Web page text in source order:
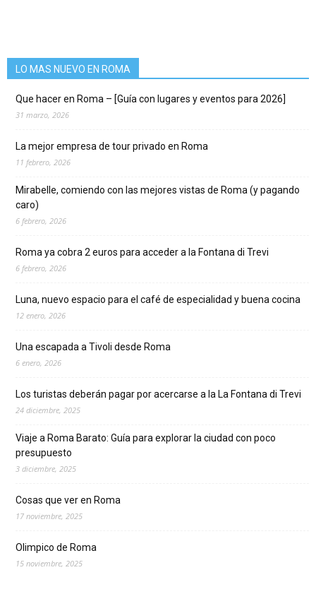
LO MAS NUEVO EN ROMA
Que hacer en Roma – [Guía con lugares y eventos para 2026]
31 marzo, 2026
La mejor empresa de tour privado en Roma
11 febrero, 2026
Mirabelle, comiendo con las mejores vistas de Roma (y pagando
caro)
6 febrero, 2026
Roma ya cobra 2 euros para acceder a la Fontana di Trevi
6 febrero, 2026
Luna, nuevo espacio para el café de especialidad y buena cocina
12 enero, 2026
Una escapada a Tivoli desde Roma
6 enero, 2026
Los turistas deberán pagar por acercarse a la La Fontana di Trevi
24 diciembre, 2025
Viaje a Roma Barato: Guía para explorar la ciudad con poco
presupuesto
3 diciembre, 2025
Cosas que ver en Roma
17 noviembre, 2025
Olimpico de Roma
15 noviembre, 2025